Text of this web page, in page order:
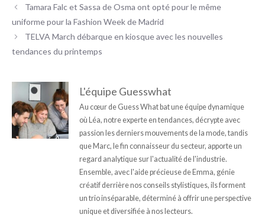
Tamara Falc et Sassa de Osma ont opté pour le même
uniforme pour la Fashion Week de Madrid
TELVA March débarque en kiosque avec les nouvelles
tendances du printemps
L'équipe Guesswhat
Au cœur de Guess What bat une équipe dynamique
où Léa, notre experte en tendances, décrypte avec
passion les derniers mouvements de la mode, tandis
que Marc, le fin connaisseur du secteur, apporte un
regard analytique sur l'actualité de l'industrie.
Ensemble, avec l'aide précieuse de Emma, génie
créatif derrière nos conseils stylistiques, ils forment
un trio inséparable, déterminé à offrir une perspective
unique et diversifiée à nos lecteurs.